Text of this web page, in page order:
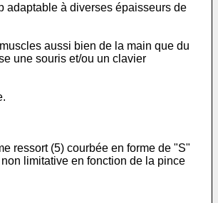
adaptable à diverses épaisseurs de
aussi bien de la main que du
une souris et/ou un clavier
ressort (5) courbée en forme de "S"
limitative en fonction de la pince